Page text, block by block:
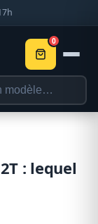
0
: lequel